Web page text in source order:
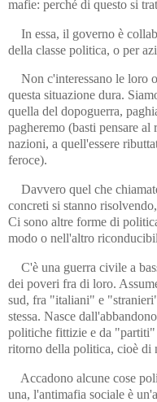
mafie: perché di questo si
In essa, il governo è
della classe politica, o per
Non c'interessano le loro
questa situazione dura.
quella del dopoguerra,
pagheremo (basti pensare
nazioni, a quell'essere
feroce).
Davvero quel che
concreti si stanno
Ci sono altre forme di
modo o nell'altro
C'è una guerra civile a
dei poveri fra di loro.
sud, fra "italiani" e
stessa. Nasce
politiche fittizie e da
ritorno della politica, cioè di
Accadono alcune cose
una, l'antimafia sociale è